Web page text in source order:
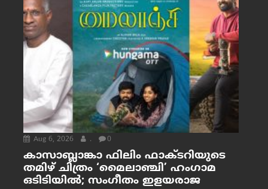
Aug 6, 2026 . 0
കാസാബ്ലാങ്കാ ഫിലിം ഫാക്ടറിയുടെ
തമിഴ് ചിത്രം ‘മൈലാഞ്ചി’ ഹംഗാമ
ഒടിടിയിൽ; സംഗീതം ഇളയരാജ